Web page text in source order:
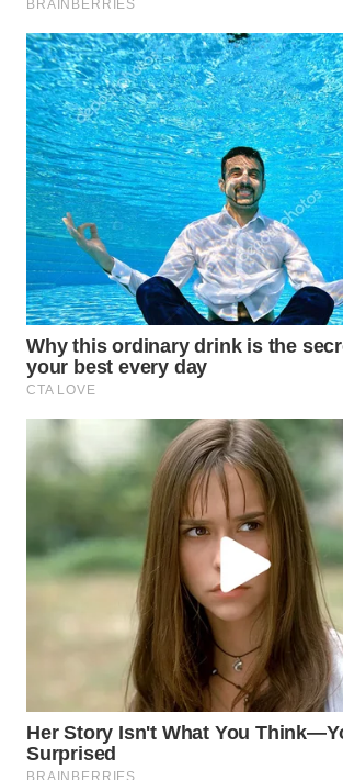
INDRAMAYU
WN
KUNINGAN
WN
MAJALENGKA
SUBANG
WN
SUKABUMI
WN
PURWAKARTA
TIMUR
SEMARANG
SOLO
WN